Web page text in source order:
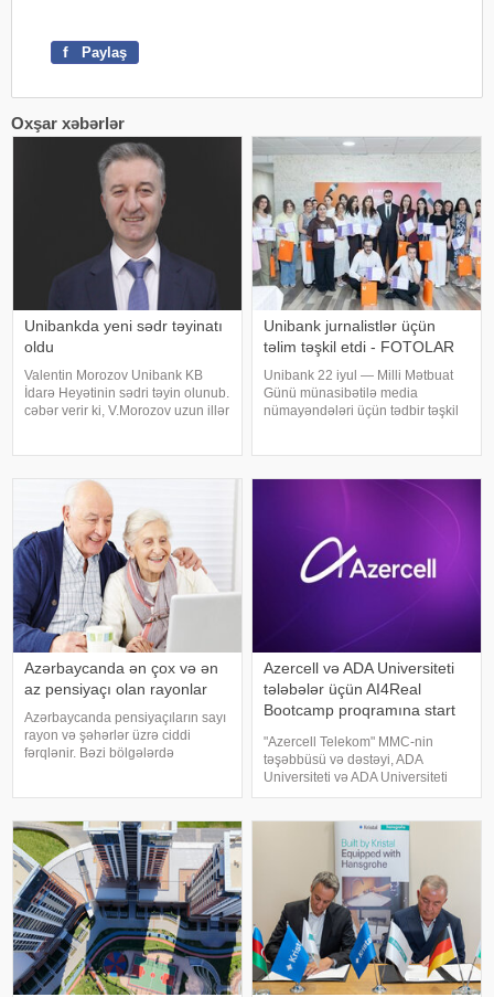
f Paylaş
Oxşar xəbərlər
Unibankda yeni sədr təyinatı
oldu
Valentin Morozov Unibank KB
İdarə Heyətinin sədri təyin olunub.
cəbər verir ki, V.Morozov uzun illər
təcrübəyə malikdir. O, təhsilini
Unibank jurnalistlər üçün
təlim təşkil etdi - FOTOLAR
Unibank 22 iyul — Milli Mətbuat
Günü münasibətilə media
nümayəndələri üçün tədbir təşkil
etmək, media ilə əməkdaşlığı
Azərbaycanda ən çox və ən
az pensiyaçı olan rayonlar
Azərbaycanda pensiyaçıların sayı
rayon və şəhərlər üzrə ciddi
fərqlənir. Bəzi bölgələrdə
Maraqlıdır ki, pensiyaçıları
Azercell və ADA Universiteti
tələbələr üçün AI4Real
Bootcamp proqramına start
"Azercell Telekom" MMC-nin
təşəbbüsü və dəstəyi, ADA
Universiteti və ADA Universiteti
Fondunun birgə əməkdaşlığı ilə
tutulmuş AI4Real Süni İntellekt
Bootcamp proqramına start verilir